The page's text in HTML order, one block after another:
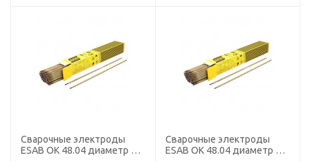
Сварочные электроды
ESAB OK 48.04 диаметр 3,2
Сварочные электроды
ESAB OK 48.04 диаметр 2,5